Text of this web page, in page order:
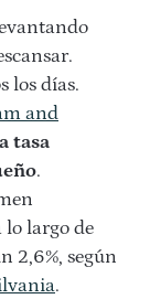
los días.
and
tasa
.
largo de
2,6%, según
.